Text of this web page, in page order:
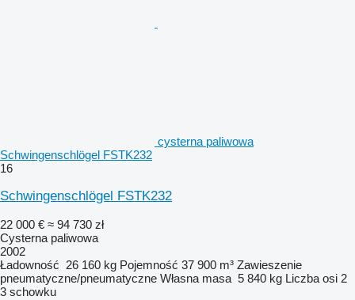
cysterna paliwowa
Schwingenschlögel FSTK232
16
Schwingenschlögel FSTK232
22 000 € ≈ 94 730 zł
Cysterna paliwowa
2002
Ładowność 26 160 kg Pojemność 37 900 m³ Zawieszenie
pneumatyczne/pneumatyczne Własna masa 5 840 kg Liczba osi 2
3 schowku